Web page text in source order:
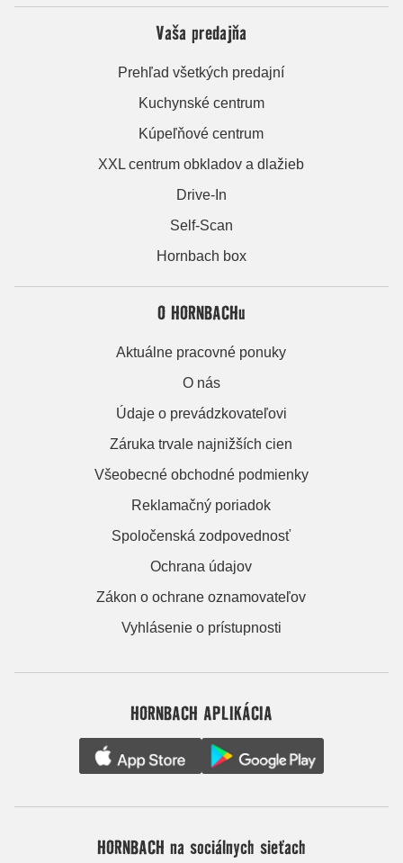
Vaša predajňa
Prehľad všetkých predajní
Kuchynské centrum
Kúpeľňové centrum
XXL centrum obkladov a dlažieb
Drive-In
Self-Scan
Hornbach box
O HORNBACHu
Aktuálne pracovné ponuky
O nás
Údaje o prevádzkovateľovi
Záruka trvale najnižších cien
Všeobecné obchodné podmienky
Reklamačný poriadok
Spoločenská zodpovednosť
Ochrana údajov
Zákon o ochrane oznamovateľov
Vyhlásenie o prístupnosti
HORNBACH APLIKÁCIA
HORNBACH na sociálnych sieťach